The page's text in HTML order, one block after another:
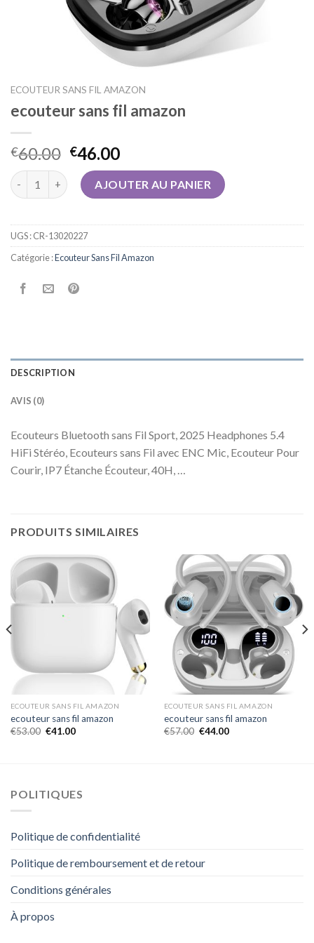
ECOUTEUR SANS FIL AMAZON
ecouteur sans fil amazon
€60.00 €46.00
quantité de ecouteur sans fil amazon
AJOUTER AU PANIER
UGS :CR-13020227
Catégorie :Ecouteur Sans Fil Amazon
DESCRIPTION
AVIS (0)
Ecouteurs Bluetooth sans Fil Sport, 2025 Headphones 5.4
HiFi Stéréo, Ecouteurs sans Fil avec ENC Mic, Ecouteur Pour
Courir, IP7 Étanche Écouteur, 40H, …
PRODUITS SIMILAIRES
ECOUTEUR SANS FIL AMAZON
ecouteur sans fil amazon
€53.00 €41.00
ECOUTEUR SANS FIL AMAZON
ecouteur sans fil amazon
€57.00 €44.00
POLITIQUES
Politique de confidentialité
Politique de remboursement et de retour
Conditions générales
À propos